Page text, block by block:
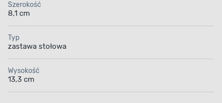
Szerokość
8,1 cm
Typ
zastawa stołowa
Wysokość
13,3 cm